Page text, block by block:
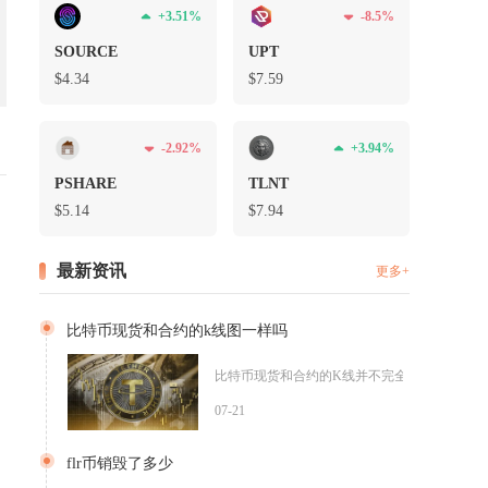
+3.51%
SOURCE
$4.34
-8.5%
UPT
$7.59
-2.92%
PSHARE
$5.14
+3.94%
TLNT
$7.94
最新资讯 更多+
比特币现货和合约的k线图一样吗
比特币现货和合约的K线并不完全一样，大周
07-21
flr币销毁了多少